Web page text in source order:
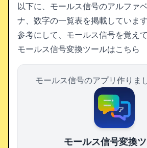
以下に、モールス信号のアルファ
ナ、数字の一覧表を掲載していま
参考にして、モールス信号を覚えて
モールス信号変換ツールはこちら
モールス信号のアプリ作りま
モールス信号変換